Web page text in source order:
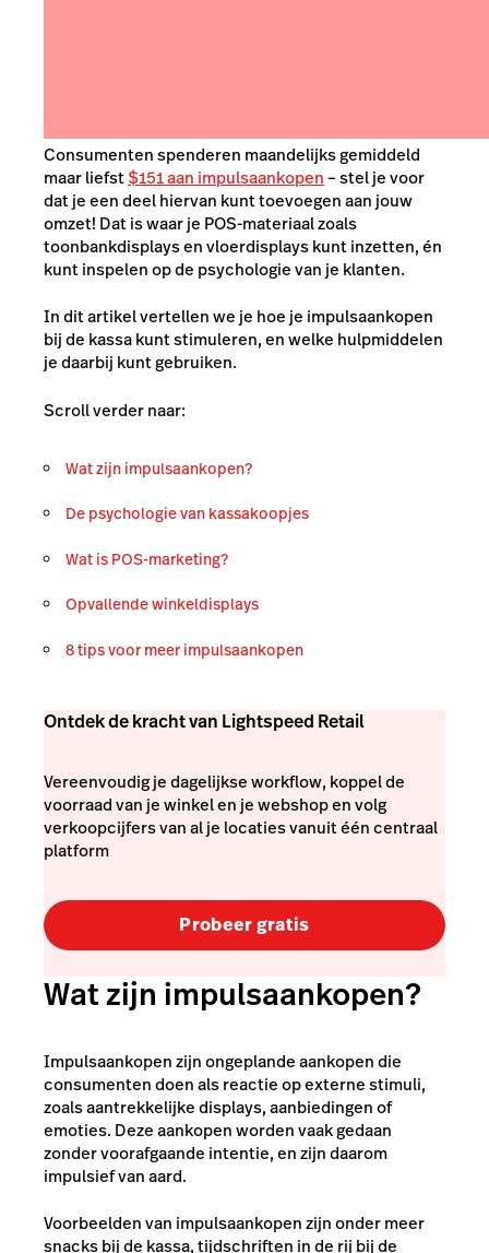
Consumenten spenderen maandelijks gemiddeld
maar liefst$151 aan impulsaankopen– stel je voor
dat je een deel hiervan kunt toevoegen aan jouw
omzet! Dat is waar je POS-materiaal zoals
toonbankdisplays en vloerdisplays kunt inzetten, én
kunt inspelen op de psychologie van je klanten.
In dit artikel vertellen we je hoe je impulsaankopen
bij de kassa kunt stimuleren, en welke hulpmiddelen
je daarbij kunt gebruiken.
Scroll verder naar:
Wat zijn impulsaankopen?
De psychologie van kassakoopjes
Wat is POS-marketing?
Opvallende winkeldisplays
8 tips voor meer impulsaankopen
Ontdek de kracht van Lightspeed Retail
Vereenvoudig je dagelijkse workflow, koppel de
voorraad van je winkel en je webshop en volg
verkoopcijfers van al je locaties vanuit één centraal
platform
Probeer gratis
Wat zijn impulsaankopen?
Impulsaankopen zijn ongeplande aankopen die
consumenten doen als reactie op externe stimuli,
zoals aantrekkelijke displays, aanbiedingen of
emoties. Deze aankopen worden vaak gedaan
zonder voorafgaande intentie, en zijn daarom
impulsief van aard.
Voorbeelden van impulsaankopen zijn onder meer
snacks bij de kassa, tijdschriften in de rij bij de